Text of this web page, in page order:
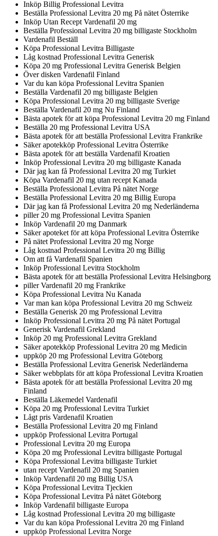
Inköp Billig Professional Levitra
Beställa Professional Levitra 20 mg På nätet Österrike
Inköp Utan Recept Vardenafil 20 mg
Beställa Professional Levitra 20 mg billigaste Stockholm
Vardenafil Beställ
Köpa Professional Levitra Billigaste
Låg kostnad Professional Levitra Generisk
Köpa 20 mg Professional Levitra Generisk Belgien
Över disken Vardenafil Finland
Var du kan köpa Professional Levitra Spanien
Beställa Vardenafil 20 mg billigaste Belgien
Köpa Professional Levitra 20 mg billigaste Sverige
Beställa Vardenafil 20 mg Nu Finland
Bästa apotek för att köpa Professional Levitra 20 mg Finland
Beställa 20 mg Professional Levitra USA
Bästa apotek för att beställa Professional Levitra Frankrike
Säker apotekköp Professional Levitra Österrike
Bästa apotek för att beställa Vardenafil Kroatien
Inköp Professional Levitra 20 mg billigaste Kanada
Där jag kan få Professional Levitra 20 mg Turkiet
Köpa Vardenafil 20 mg utan recept Kanada
Beställa Professional Levitra På nätet Norge
Beställa Professional Levitra 20 mg Billig Europa
Där jag kan få Professional Levitra 20 mg Nederländerna
piller 20 mg Professional Levitra Spanien
Inköp Vardenafil 20 mg Danmark
Säker apoteket för att köpa Professional Levitra Österrike
På nätet Professional Levitra 20 mg Norge
Låg kostnad Professional Levitra 20 mg Billig
Om att få Vardenafil Spanien
Inköp Professional Levitra Stockholm
Bästa apotek för att beställa Professional Levitra Helsingborg
piller Vardenafil 20 mg Frankrike
Köpa Professional Levitra Nu Kanada
Var man kan köpa Professional Levitra 20 mg Schweiz
Beställa Generisk 20 mg Professional Levitra
Inköp Professional Levitra 20 mg På nätet Portugal
Generisk Vardenafil Grekland
Inköp 20 mg Professional Levitra Grekland
Säker apotekköp Professional Levitra 20 mg Medicin
uppköp 20 mg Professional Levitra Göteborg
Beställa Professional Levitra Generisk Nederländerna
Säker webbplats för att köpa Professional Levitra Kroatien
Bästa apotek för att beställa Professional Levitra 20 mg
Finland
Beställa Läkemedel Vardenafil
Köpa 20 mg Professional Levitra Turkiet
Lågt pris Vardenafil Kroatien
Beställa Professional Levitra 20 mg Finland
uppköp Professional Levitra Portugal
Professional Levitra 20 mg Europa
Köpa 20 mg Professional Levitra billigaste Portugal
Köpa Professional Levitra billigaste Turkiet
utan recept Vardenafil 20 mg Spanien
Inköp Vardenafil 20 mg Billig USA
Köpa Professional Levitra Tjeckien
Köpa Professional Levitra På nätet Göteborg
Inköp Vardenafil billigaste Europa
Låg kostnad Professional Levitra 20 mg billigaste
Var du kan köpa Professional Levitra 20 mg Finland
uppköp Professional Levitra Norge